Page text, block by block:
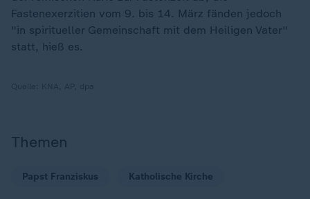
Fastenexerzitien vom 9. bis 14. März fänden jedoch
"in spiritueller Gemeinschaft mit dem Heiligen Vater"
statt, hieß es.
Themen
Papst Franziskus Katholische Kirche